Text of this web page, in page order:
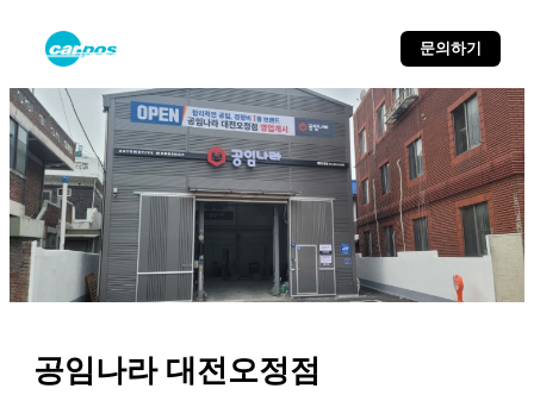
문의하기
공임나라 대전오정점